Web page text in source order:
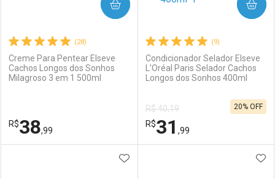
Ativar Desconto
Comprar sem Desconto
Por R$ 18,68/cada
Por R$ 18,68/cada
Ativar Desconto
Comprar sem Desconto
Por R$ 19,59/cada
Comprar sem Desconto
Por R$ 19,59/cada
(28)
Creme Para Pentear Elseve
Cachos Longos dos Sonhos
Milagroso 3 em 1 500ml
R$38,99
COMPRAR
(9)
Condicionador Selador Elseve
L'Oréal Paris Selador Cachos
Longos dos Sonhos 400ml
R$ 40,19
R$31 ,99
20% OFF
COMPRAR
ADICIONAR AOS FAVORITOS